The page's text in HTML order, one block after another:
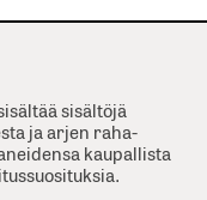
sisältöjä
ja arjen raha-
kaupallista